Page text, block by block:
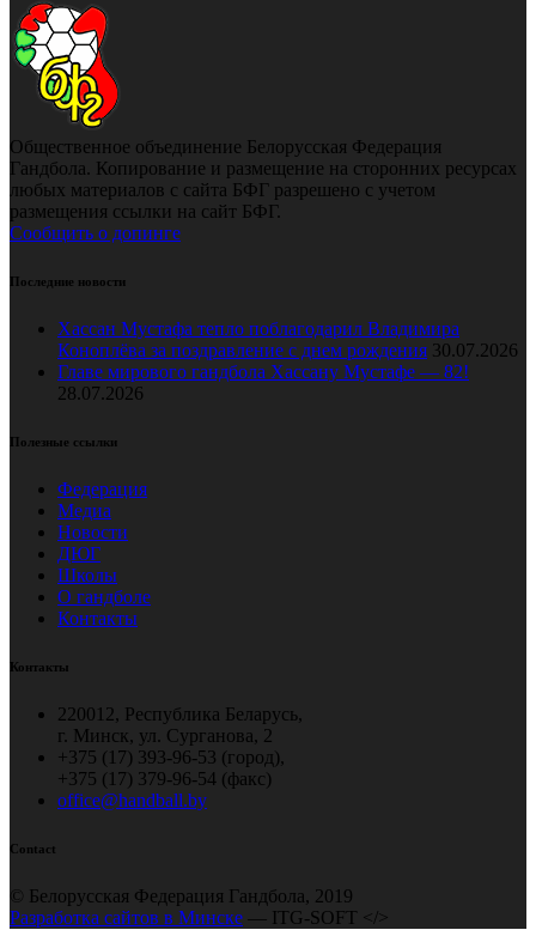
Общественное объединение Белорусская Федерация
Гандбола. Копирование и размещение на сторонних ресурсах
любых материалов с сайта БФГ разрешено с учетом
размещения ссылки на сайт БФГ.
Сообщить о допинге
Последние новости
Хассан Мустафа тепло поблагодарил Владимира
Коноплёва за поздравление с днем рождения 30.07.2026
Главе мирового гандбола Хассану Мустафе — 82!
28.07.2026
Полезные ссылки
Федерация
Медиа
Новости
ДЮГ
Школы
О гандболе
Контакты
Контакты
220012, Республика Беларусь,
г. Минск, ул. Сурганова, 2
+375 (17) 393-96-53 (город),
+375 (17) 379-96-54 (факс)
office@handball.by
Contact
© Белорусская Федерация Гандбола, 2019
Разработка сайтов в Минске — ITG-SOFT </>